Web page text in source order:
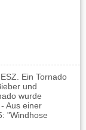
Ein Tornado
und
wurde
Aus einer
"Windhose